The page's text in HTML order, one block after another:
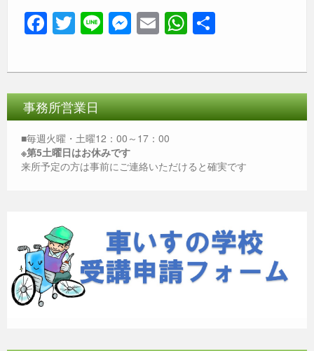
F
a
c
e
b
o
o
k
T
wi
tt
er
Li
n
e
M
e
ss
e
n
g
er
E
m
ail
W
h
at
s
A
p
事務所営業日
■毎週火曜・土曜12：00～17：00
※第5土曜日はお休みです
来所予定の方は事前にご連絡いただけると確実です